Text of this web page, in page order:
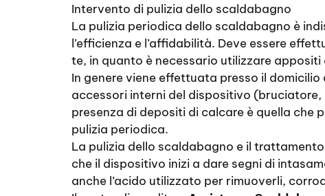
Intervento di pulizia dello scaldabagno
La pulizia periodica dello scaldabagno è
l’efficienza e l’affidabilità. Deve essere
te, in quanto è necessario utilizzare
In genere viene effettuata presso il
accessori interni del dispositivo
presenza di depositi di calcare è quella che
pulizia periodica.
La pulizia dello scaldabagno e il
che il dispositivo inizi a dare segni di
anche l’acido utilizzato per rimuoverli,